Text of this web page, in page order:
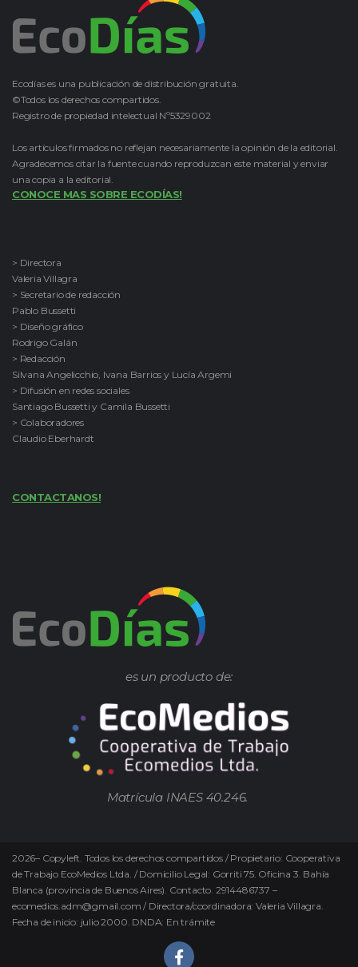
Ecodías es una publicación de distribución gratuita.
©Todos los derechos compartidos.
Registro de propiedad intelectual Nº5329002
Los artículos firmados no reflejan necesariamente la opinión de la editorial.
Agradecemos citar la fuente cuando reproduzcan este material y enviar
una copia a la editorial.
CONOCE MAS SOBRE ECODÍAS!
> Directora
Valeria Villagra
> Secretario de redacción
Pablo Bussetti
> Diseño gráfico
Rodrigo Galán
> Redacción
Silvana Angelicchio, Ivana Barrios y Lucía Argemi
> Difusión en redes sociales
Santiago Bussetti y Camila Bussetti
> Colaboradores
Claudio Eberhardt
CONTACTANOS!
es un producto de:
Matrícula INAES 40.246.
2026– Copyleft. Todos los derechos compartidos / Propietario: Cooperativa
de Trabajo EcoMedios Ltda. / Domicilio Legal: Gorriti 75. Oficina 3. Bahía
Blanca (provincia de Buenos Aires). Contacto. 2914486737 –
ecomedios.adm@gmail.com / Directora/coordinadora: Valeria Villagra.
Fecha de inicio: julio 2000. DNDA: En trámite